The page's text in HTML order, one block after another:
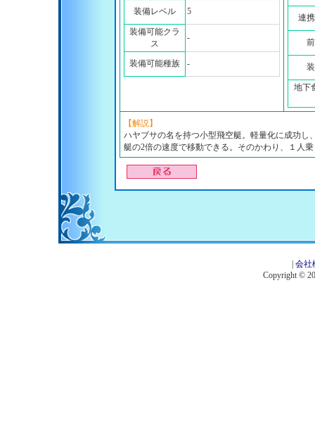
装備レベル 5
装備可能クラ
ス
-
装備可能種族 -
連
地下
【解説】
ハヤブサの名を持つ小型飛空艇。軽量化に成功し
艇の2倍の速度で移動できる。そのかわり、１人
会社
Copyright ©